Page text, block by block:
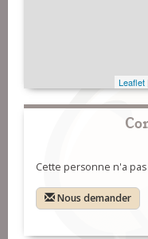
Leaflet
Cette personne n'a
Nous demander